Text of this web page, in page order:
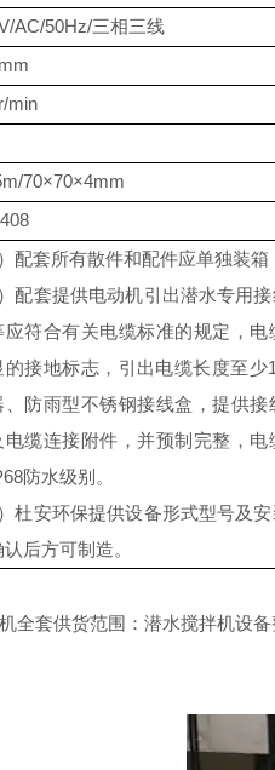
AC/50Hz/三相三线
mm
r/min
m/70×70×4mm
）配套所有散件和配件应单独装
）配套提供电动机引出潜水专用
应符合有关电缆标准的规定，
的接地标志，引出电缆长度至少
、防雨型不锈钢接线盒 ，提供
电缆连接附件，并预制完整，
防水级别。
）杜安环保提供设备形式型号及
认后方可制造。
全套供货范围：潜水搅拌机设